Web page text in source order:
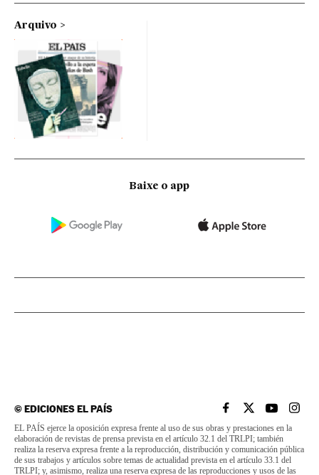
Arquivo
Baixe o app
©EDICIONES EL PAÍS EL PAÍS BRASIL EN
EL PAÍSEL PAÍS
EL
EL PAÍS ejerce la oposición expresa frente al uso de sus obras y prestaciones en la
elaboración de revistas de prensa prevista en el artículo 32.1 del TRLPI; también
realiza la reserva expresa frente a la reproducción, distribución y comunicación pública
de sus trabajos y artículos sobre temas de actualidad prevista en el artículo 33.1 del
TRLPI; y, asimismo, realiza una reserva expresa de las reproducciones y usos de las